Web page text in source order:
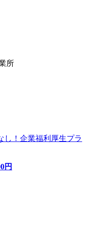
所
し！企業福利厚生プラ
円